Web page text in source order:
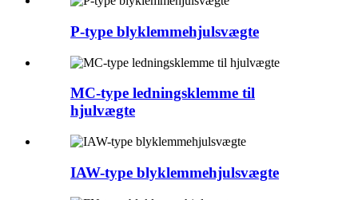
P-type blyklemmehjulsvægte
MC-type ledningsklemme til
hjulvægte
IAW-type blyklemmehjulsvægte